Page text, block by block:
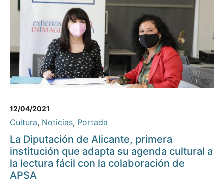
12/04/2021
Cultura, Noticias, Portada
La Diputación de Alicante, primera
institución que adapta su agenda cultural a
la lectura fácil con la colaboración de
APSA